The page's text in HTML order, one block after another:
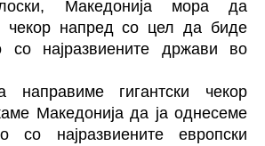
Македонија мора да
чекор напред со цел да биде
најразвиените држави во
гигантски чекор
Македонија да ја однесеме
најразвиените европски